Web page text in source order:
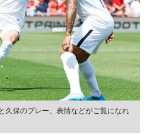
久保のプレー、表情などがご覧になれ